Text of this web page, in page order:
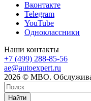
Вконтакте
Telegram
YouTube
Одноклассники
Наши контакты
+7 (499) 288-85-56
ae@autoexpert.ru
2026 © МВО.
Найти